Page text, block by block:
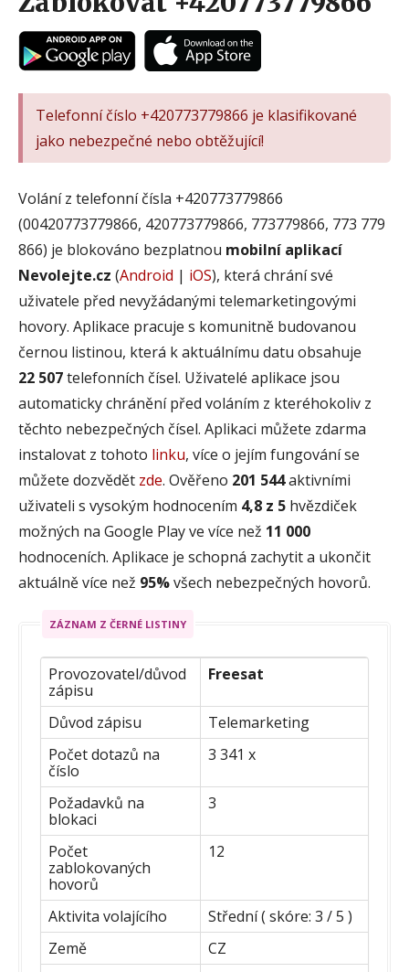
Telefonní číslo +420773779866 je klasifikované
jako nebezpečné nebo obtěžující!
Volání z telefonní čísla +420773779866
(00420773779866, 420773779866, 773779866, 773 779
866) je blokováno bezplatnou mobilní aplikací
Nevolejte.cz (Android | iOS), která chrání své
uživatele před nevyžádanými telemarketingovými
hovory. Aplikace pracuje s komunitně budovanou
černou listinou, která k aktuálnímu datu obsahuje
22 507telefonních čísel. Uživatelé aplikace jsou
automaticky chránění před voláním z kteréhokoliv z
těchto nebezpečných čísel. Aplikaci můžete zdarma
instalovat z tohoto linku, více o jejím fungování se
můžete dozvědět zde. Ověřeno 201 544aktivními
uživateli s vysokým hodnocením 4,8 z 5 hvězdiček
možných na Google Play ve více než 11 000
hodnoceních. Aplikace je schopná zachytit a ukončit
aktuálně více než 95%všech nebezpečných hovorů.
ZÁZNAM Z ČERNÉ LISTINY
Provozovatel/důvod
zápisu
Freesat
Důvod zápisu
Telemarketing
Počet dotazů na
číslo
3 341 x
Požadavků na
blokaci
3
Počet
zablokovaných
hovorů
12
Aktivita volajícího
Střední ( skóre: 3 / 5 )
Země
CZ